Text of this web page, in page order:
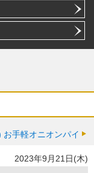
お手軽オニオンパイ
2023年9月21日(木)